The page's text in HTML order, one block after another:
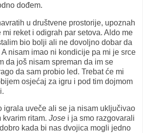
dođem.
u društvene prostorije, upoznah
reket i odigrah par setova. Aldo me
bio bolji ali ne dovoljno dobar da
nisam imao ni kondicije pa mi je srce
da još nisam spreman da im se
da sam probio led. Trebat će mi
osjećaj za igru i pod tim dojmom
igrala uveče ali se ja nisam uključivao
kvarim ritam. Jose i ja smo razgovarali
kada bi nas dvojica mogli jedno